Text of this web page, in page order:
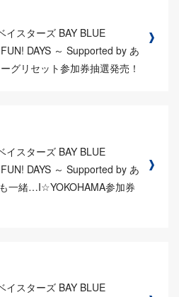
イスターズ BAY BLUE
DAYS ～ Supported by あ
グリセット参加券抽選発売！
イスターズ BAY BLUE
DAYS ～ Supported by あ
一緒…I☆YOKOHAMA参加券
イスターズ BAY BLUE